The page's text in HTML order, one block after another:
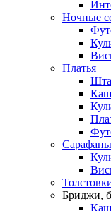
Ночные
Платья
Сарафаны
Бриджи,